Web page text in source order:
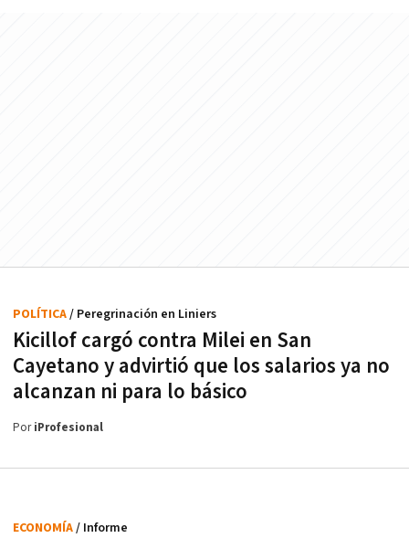
Kicillof cargó contra Milei en San
Cayetano y advirtió que los salarios ya no
alcanzan ni para lo básico
POLÍTICA/ Peregrinación en Liniers
PoriProfesional
ECONOMÍA/ Informe